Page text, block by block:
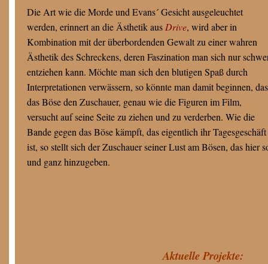
Die Art wie die Morde und Evans´ Gesicht ausgeleuchtet
werden, erinnert an die Ästhetik aus Drive, wird aber in
Kombination mit der überbordenden Gewalt zu einer wahren
Ästhetik des Schreckens, deren Faszination man sich nur
entziehen kann. Möchte man sich den blutigen Spaß durch
Interpretationen verwässern, so könnte man damit beginnen,
das Böse den Zuschauer, genau wie die Figuren im Film,
versucht auf seine Seite zu ziehen und zu verderben. Wie die
Bande gegen das Böse kämpft, das eigentlich ihr Tagesgeschäft
ist, so stellt sich der Zuschauer seiner Lust am Bösen, das
und ganz hinzugeben.
Aktuelle Projekte: